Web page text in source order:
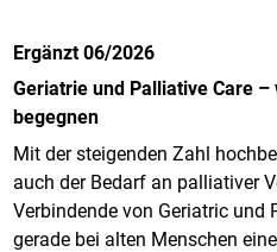
Ergänzt 06/2026
Geriatrie und Palliative Care
begegnen
Mit der steigenden Zahl
auch der Bedarf an palliativer
Verbindende von Geriatric und
gerade bei alten Menschen